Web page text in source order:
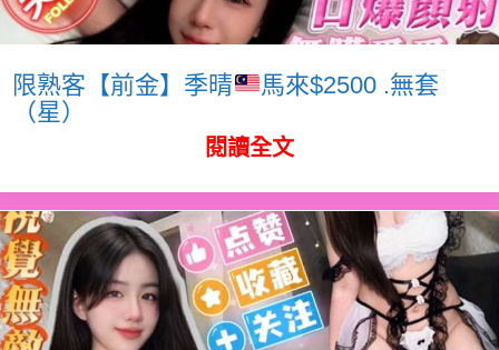
限熟客【前金】季晴
馬來$2500 .無套
（星）
閱讀全文